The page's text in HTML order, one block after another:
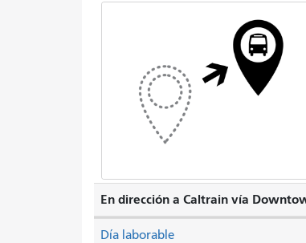
En dirección a Caltrain vía
Día laborable